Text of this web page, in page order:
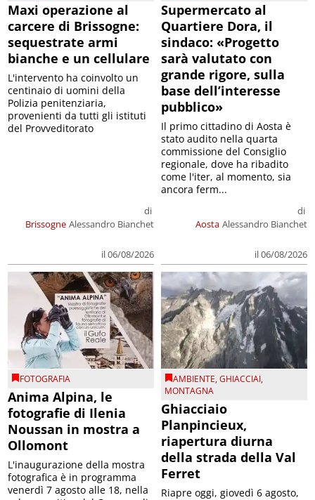
Maxi operazione al
carcere di Brissogne:
sequestrate armi
bianche e un cellulare
Brissogne
di
Alessandro Bianchet
il 06/08/2026
L'intervento ha coinvolto un
centinaio di uomini della
Polizia penitenziaria,
provenienti da tutti gli istituti
del Provveditorato
Supermercato al
Quartiere Dora, il
sindaco: «Progetto
sarà valutato con
grande rigore, sulla
base dell’interesse
pubblico»
Aosta
di
Alessandro Bianchet
il 06/08/2026
Il primo cittadino di Aosta è
stato audito nella quarta
commissione del Consiglio
regionale, dove ha ribadito
come l'iter, al momento, sia
ancora ferm...
FOTOGRAFIA
Anima Alpina, le
fotografie di Ilenia
Noussan in mostra a
Ollomont
L'inaugurazione della mostra
fotografica è in programma
venerdì 7 agosto alle 18, nella
AMBIENTE,GHIACCIAI,
MONTAGNA
Ghiacciaio
Planpincieux,
riapertura diurna
della strada della Val
Ferret
Riapre oggi, giovedì 6 agosto,